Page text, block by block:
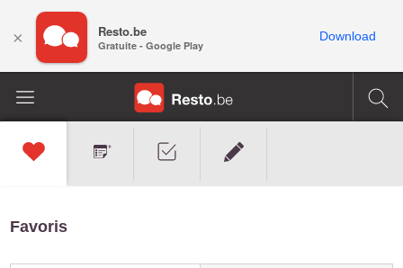
Favoris
× Resto.be
Gratuite - Google Play
Download